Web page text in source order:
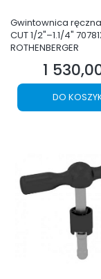
Gwintownica ręczna
CUT 1/2"–1.1/4"
ROTHENBERGER
Cena
1
DO